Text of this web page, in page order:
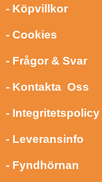
- Köpvillkor
- Cookies
- Frågor & Svar
- Kontakta Oss
- Integritetspolicy
- Leveransinfo
- Fyndhörnan